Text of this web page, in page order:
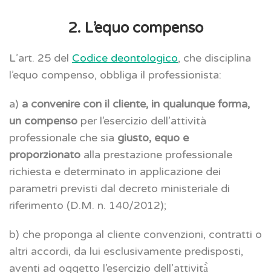
2. L’equo compenso
L’art. 25 del Codice deontologico, che disciplina
l’equo compenso, obbliga il professionista:
a) a convenire con il cliente, in qualunque forma,
un compenso per l’esercizio dell’attività
professionale che sia giusto, equo e
proporzionato alla prestazione professionale
richiesta e determinato in applicazione dei
parametri previsti dal decreto ministeriale di
riferimento (D.M. n. 140/2012);
b) che proponga al cliente convenzioni, contratti o
altri accordi, da lui esclusivamente predisposti,
aventi ad oggetto l’esercizio dell’attività̀